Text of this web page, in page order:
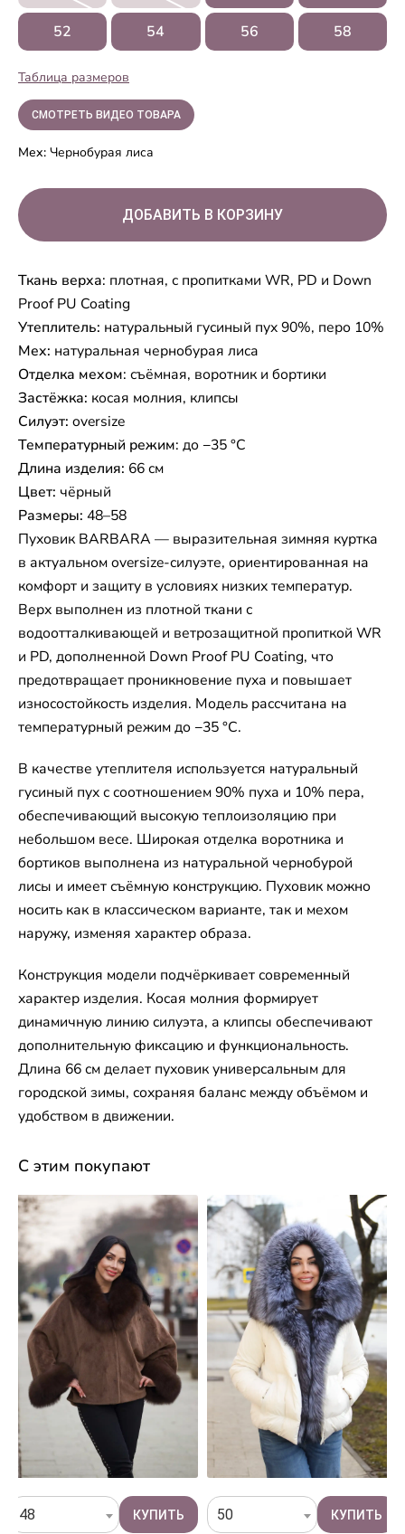
52 54 56 58
Таблица размеров
СМОТРЕТЬ ВИДЕО ТОВАРА
Мех: Чернобурая лиса
Ткань верха: плотная, с пропитками WR, PD и Down
Proof PU Coating
Утеплитель: натуральный гусиный пух 90%, перо 10%
Мех: натуральная чернобурая лиса
Отделка мехом: съёмная, воротник и бортики
Застёжка: косая молния, клипсы
Силуэт: oversize
Температурный режим: до −35 °C
Длина изделия: 66 см
Цвет: чёрный
Размеры: 48–58
Пуховик BARBARA — выразительная зимняя куртка
в актуальном oversize-силуэте, ориентированная на
комфорт и защиту в условиях низких температур.
Верх выполнен из плотной ткани с
водоотталкивающей и ветрозащитной пропиткой WR
и PD, дополненной Down Proof PU Coating, что
предотвращает проникновение пуха и повышает
износостойкость изделия. Модель рассчитана на
температурный режим до −35 °C.
В качестве утеплителя используется натуральный
гусиный пух с соотношением 90% пуха и 10% пера,
обеспечивающий высокую теплоизоляцию при
небольшом весе. Широкая отделка воротника и
бортиков выполнена из натуральной чернобурой
лисы и имеет съёмную конструкцию. Пуховик можно
носить как в классическом варианте, так и мехом
наружу, изменяя характер образа.
Конструкция модели подчёркивает современный
характер изделия. Косая молния формирует
динамичную линию силуэта, а клипсы обеспечивают
дополнительную фиксацию и функциональность.
Длина 66 см делает пуховик универсальным для
городской зимы, сохраняя баланс между объёмом и
удобством в движении.
С этим покупают
48 50